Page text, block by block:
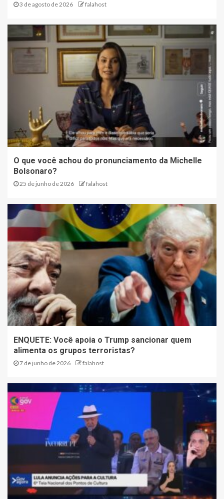
3 de agosto de 2026 falahost
O que você achou do pronunciamento da Michelle
Bolsonaro?
25 de junho de 2026 falahost
ENQUETE: Você apoia o Trump sancionar quem
alimenta os grupos terroristas?
7 de junho de 2026 falahost